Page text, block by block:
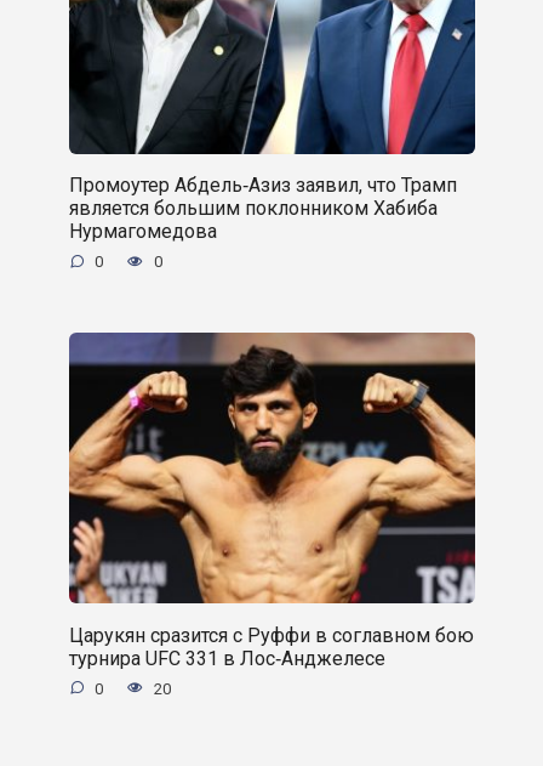
Промоутер Абдель‑Азиз заявил, что Трамп
является большим поклонником Хабиба
Нурмагомедова
0 0
Царукян сразится с Руффи в соглавном бою
турнира UFC 331 в Лос‑Анджелесе
0 20